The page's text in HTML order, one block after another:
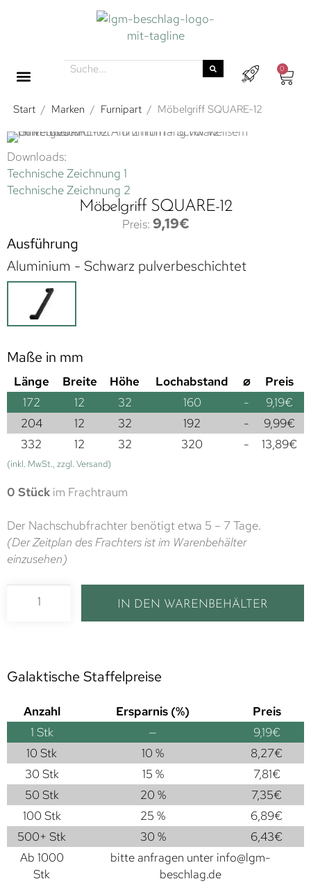
0
Start / Marken / Furnipart / Möbelgriff SQUARE-12
Downloads:
Technische Zeichnung 1
Technische Zeichnung 2
Möbelgriff SQUARE-12
9,19€
Ausführung
Aluminium - Schwarz pulverbeschichtet
Maße in mm
Länge Breite Höhe Lochabstand ⌀
Preis
172
12 32 160 - 9,19€
204
12 32 192 - 9,99€
332
12 32 320 - 13,89€
(inkl. MwSt., zzgl. Versand)
0 Stück im Frachtraum
Der Nachschubfrachter benötigt etwa 5 – 7 Tage.
(Der Zeitplan des Frachters ist im Warenbehälter
einzusehen)
IN DEN WARENBEHÄLTER
Galaktische Staffelpreise
Anzahl Ersparnis (%)
Preis
1 Stk — 9,19€
10 Stk
10 % 8,27€
30 Stk
15 % 7,81€
50 Stk
20 % 7,35€
100 Stk
25 % 6,89€
500+ Stk
30 % 6,43€
Ab 1000
Stk
bitte anfragen unter info@lgm-
beschlag.de